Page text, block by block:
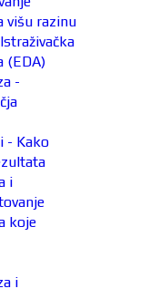
višu razinu
(EDA)
-
- Kako
i
koje
i